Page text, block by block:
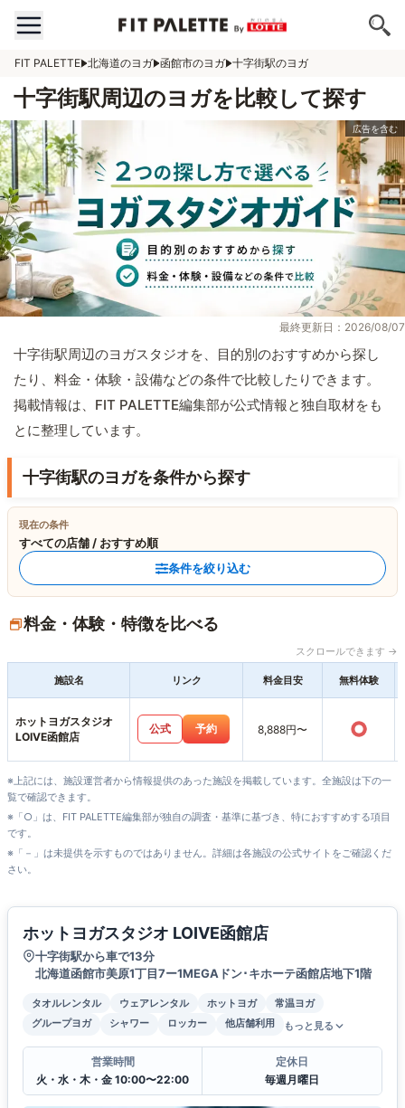
FIT PALETTE 北海道のヨガ 函館市のヨガ 十字街駅のヨガ
十字街駅周辺のヨガを比較して探す
最終更新日：2026/08/07
十字街駅周辺のヨガスタジオを、目的別のおすすめから探し
たり、料金・体験・設備などの条件で比較したりできます。
掲載情報は、FIT PALETTE編集部が公式情報と独自取材をも
とに整理しています。
十字街駅のヨガを条件から探す
現在の条件
すべての店舗 / おすすめ順
条件を絞り込む
料金・体験・特徴を比べる
スクロールできます →
施設名 リンク 料金目安 無料体験
ホットヨガスタジオ
LOIVE函館店
公式 予約 8,888円〜 ○
※上記には、施設運営者から情報提供のあった施設を掲載しています。全施設は下の一
覧で確認できます。
※「○」は、FIT PALETTE編集部が独自の調査・基準に基づき、特におすすめする項目
です。
※「－」は未提供を示すものではありません。詳細は各施設の公式サイトをご確認くだ
さい。
ホットヨガスタジオ LOIVE函館店
十字街駅から車で13分
北海道函館市美原1丁目7ー1MEGAドン･キホーテ函館店地下1階
タオルレンタル ウェアレンタル ホットヨガ
常温ヨガ
グループヨガ
シャワー ロッカー 他店舗利用 もっと見る
営業時間
火・水・木・金 10:00〜22:00
定休日
毎週月曜日